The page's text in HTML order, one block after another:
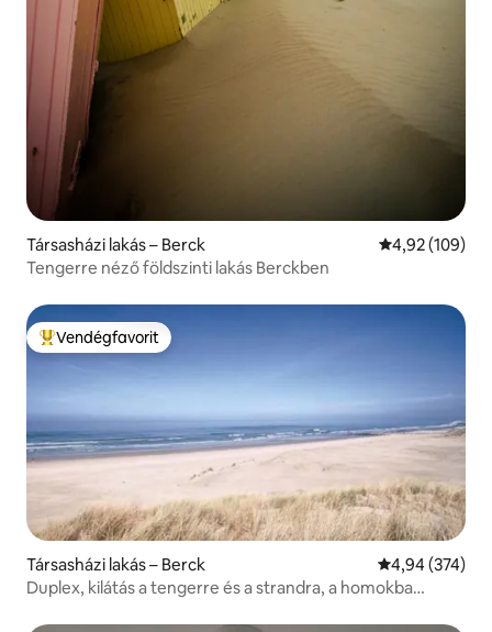
Társasházi lakás – Berck Átlagos
4,92 (109)
Tengerre néző földszinti lakás Berckben
Kiemelt vendégfavorit
Vendégfavorit
Társasházi lakás – Berck Átlagos
4,94 (374)
Duplex, kilátás a tengerre és a strandra, a homokba